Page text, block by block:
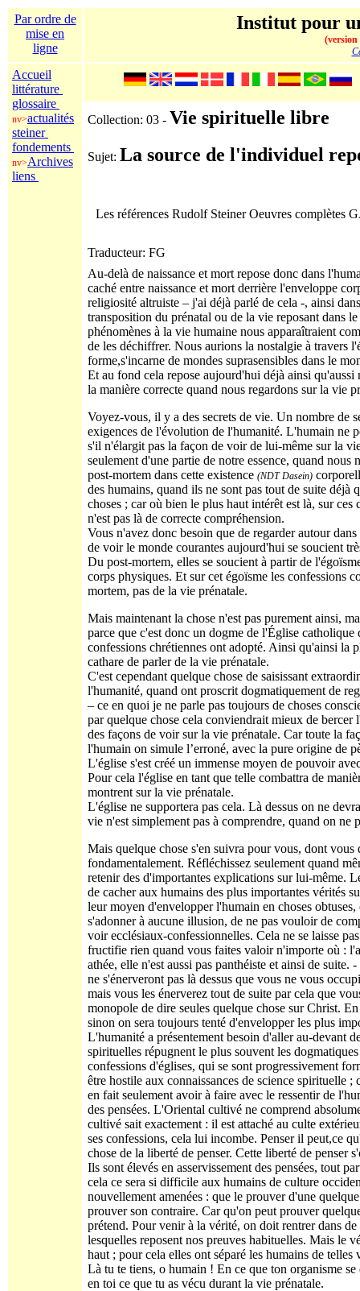
Par ordre de
mise en
ligne
Institut pour
(version
Accueil
littérature
glossaire
nv>actualités
steiner
fondements
nv>Archives
liens
Collection: 03 - Vie spirituelle libre
Sujet: La source de l'individuel
Les références Rudolf Steiner Oeuvres complètes
Traducteur: FG
Au-delà de naissance et mort repose donc dans
caché entre naissance et mort derrière l'enveloppe
religiosité altruiste – j'ai déjà parlé de cela -, ainsi
transposition du prénatal ou de la vie reposant dans
phénomènes à la vie humaine nous apparaîtraient
de les déchiffrer. Nous aurions la nostalgie à travers
forme,s'incarne de mondes suprasensibles dans le
Et au fond cela repose aujourd'hui déjà ainsi
la manière correcte quand nous regardons sur la vie
Voyez-vous, il y a des secrets de vie. Un nombre de
exigences de l'évolution de l'humanité. L'humain ne
s'il n'élargit pas la façon de voir de lui-même sur la
seulement d'une partie de notre essence, quand
post-mortem dans cette existence (NDT Dasein)
des humains, quand ils ne sont pas tout de suite
choses ; car où bien le plus haut intérêt est là, sur
n'est pas là de correcte compréhension.
Vous n'avez donc besoin que de regarder autour
de voir le monde courantes aujourd'hui se soucient
Du post-mortem, elles se soucient à partir de
corps physiques. Et sur cet égoïsme les confessions
mortem, pas de la vie prénatale.
Mais maintenant la chose n'est pas purement ainsi,
parce que c'est donc un dogme de l'Église
confessions chrétiennes ont adopté. Ainsi qu'ainsi la
cathare de parler de la vie prénatale.
C'est cependant quelque chose de saisissant
l'humanité, quand ont proscrit dogmatiquement de
– ce en quoi je ne parle pas toujours de choses
par quelque chose cela conviendrait mieux de
des façons de voir sur la vie prénatale. Car toute la
l'humain on simule l’erroné, avec la pure origine de
L'église s'est créé un immense moyen de pouvoir
Pour cela l'église en tant que telle combattra de
montrent sur la vie prénatale.
L'église ne supportera pas cela. Là dessus on ne
vie n'est simplement pas à comprendre, quand on ne
Mais quelque chose s'en suivra pour vous, dont
fondamentalement. Réfléchissez seulement quand
retenir des d'importantes explications sur lui-même.
de cacher aux humains des plus importantes vérités
leur moyen d'envelopper l'humain en choses
s'adonner à aucune illusion, de ne pas vouloir de
voir ecclésiaux-confessionnelles. Cela ne se laisse
fructifie rien quand vous faites valoir n'importe où :
athée, elle n'est aussi pas panthéiste et ainsi de
ne s'énerveront pas là dessus que vous ne vous
mais vous les énerverez tout de suite par cela que
monopole de dire seules quelque chose sur Christ.
sinon on sera toujours tenté d'envelopper les plus
L'humanité a présentement besoin d'aller au-devant
spirituelles répugnent le plus souvent les
confessions d'églises, qui se sont progressivement
être hostile aux connaissances de science spirituelle
en fait seulement avoir à faire avec le ressentir de
des pensées. L'Oriental cultivé ne comprend
cultivé sait exactement : il est attaché au culte
ses confessions, cela lui incombe. Penser il peut,ce
chose de la liberté de penser. Cette liberté de penser
Ils sont élevés en asservissement des pensées, tout
cela ce sera si difficile aux humains de culture
nouvellement amenées : que le prouver d'une
prouver son contraire. Car qu'on peut prouver
prétend. Pour venir à la vérité, on doit rentrer dans
lesquelles reposent nos preuves habituelles. Mais le
haut ; pour cela elles ont séparé les humains de telles
Là tu te tiens, o humain ! En ce que ton organisme
en toi ce que tu as vécu durant la vie prénatale.